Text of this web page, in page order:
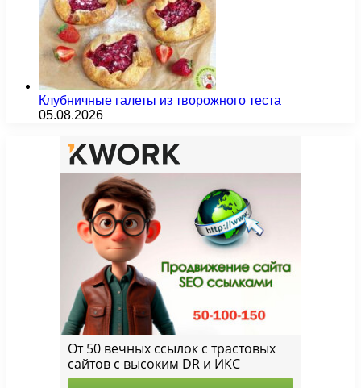
Клубничные галеты из творожного теста
05.08.2026